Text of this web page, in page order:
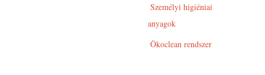
Személyi higiéniai
anyagok
Ökoclean rendszer